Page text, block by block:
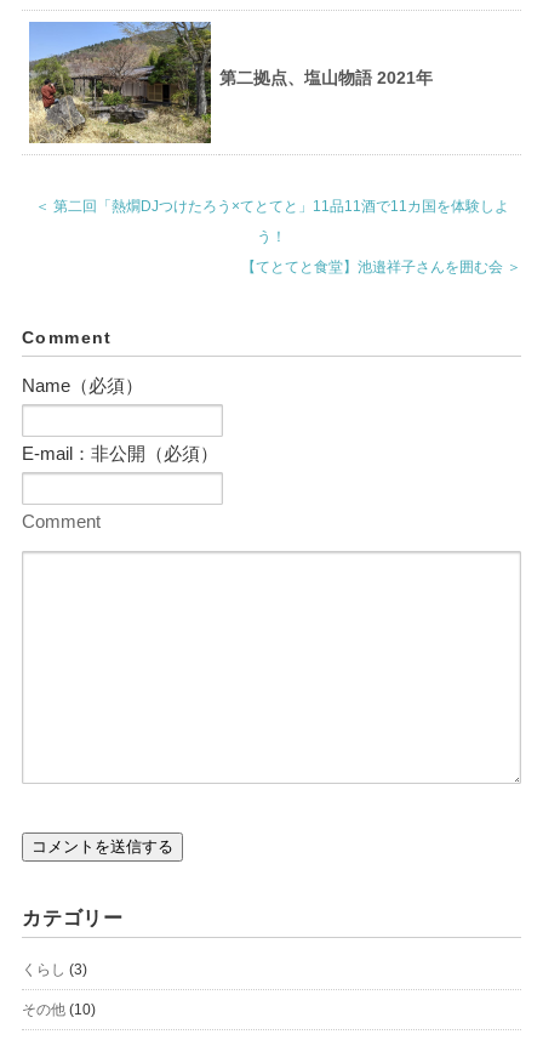
第二拠点、塩山物語 2021年
＜ 第二回「熱燗DJつけたろう×てとてと」11品11酒で11カ国を体験しよ
う！
【てとてと食堂】池邉祥子さんを囲む会 ＞
Comment
Name（必須）
E-mail：非公開（必須）
Comment
カテゴリー
くらし (3)
その他(10)